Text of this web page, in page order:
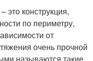
это конструкция,
по периметру,
от
очень прочной
называются такие